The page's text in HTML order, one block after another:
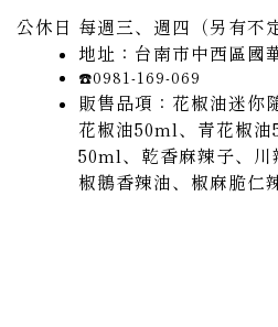
公休日 每週三、週四（另有不
地址：台南市中西區國
☎️0981-169-069
販售品項：花椒油迷你
花椒油50ml、青花椒
50ml、乾香麻辣子、
椒鵝香辣油、椒麻脆仁